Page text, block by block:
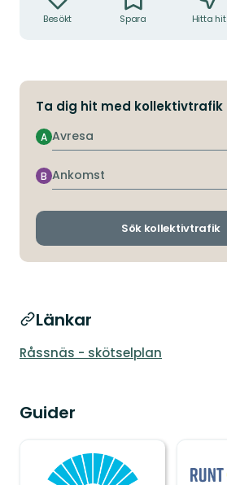
Besökt Spara Hitta hit
Ta dig hit med kollektivtrafik
Avresa
A
Ankomst
B
Sök kollektivtrafik
Länkar
Råssnäs - skötselplan
Guider